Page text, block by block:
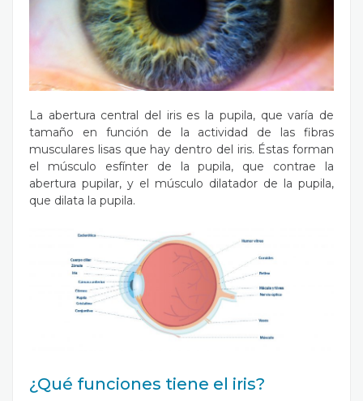
La abertura central del iris es la pupila, que varía de
tamaño en función de la actividad de las fibras
musculares lisas que hay dentro del iris. Éstas forman
el músculo esfínter de la pupila, que contrae la
abertura pupilar, y el músculo dilatador de la pupila,
que dilata la pupila.
¿Qué funciones tiene el iris?